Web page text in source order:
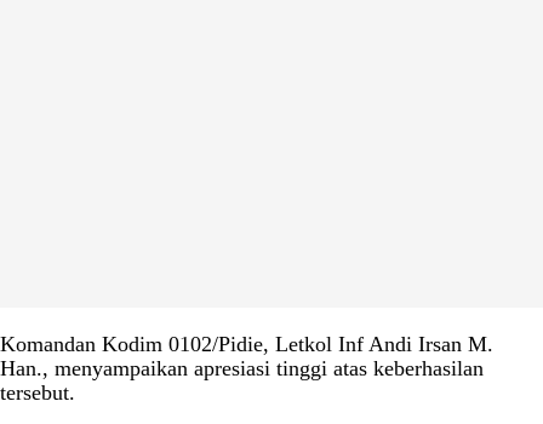
Komandan Kodim 0102/Pidie, Letkol Inf Andi Irsan M.
Han., menyampaikan apresiasi tinggi atas keberhasilan
tersebut.